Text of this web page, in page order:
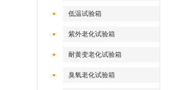
低温试验箱
紫外老化试验箱
耐黄变老化试验箱
臭氧老化试验箱